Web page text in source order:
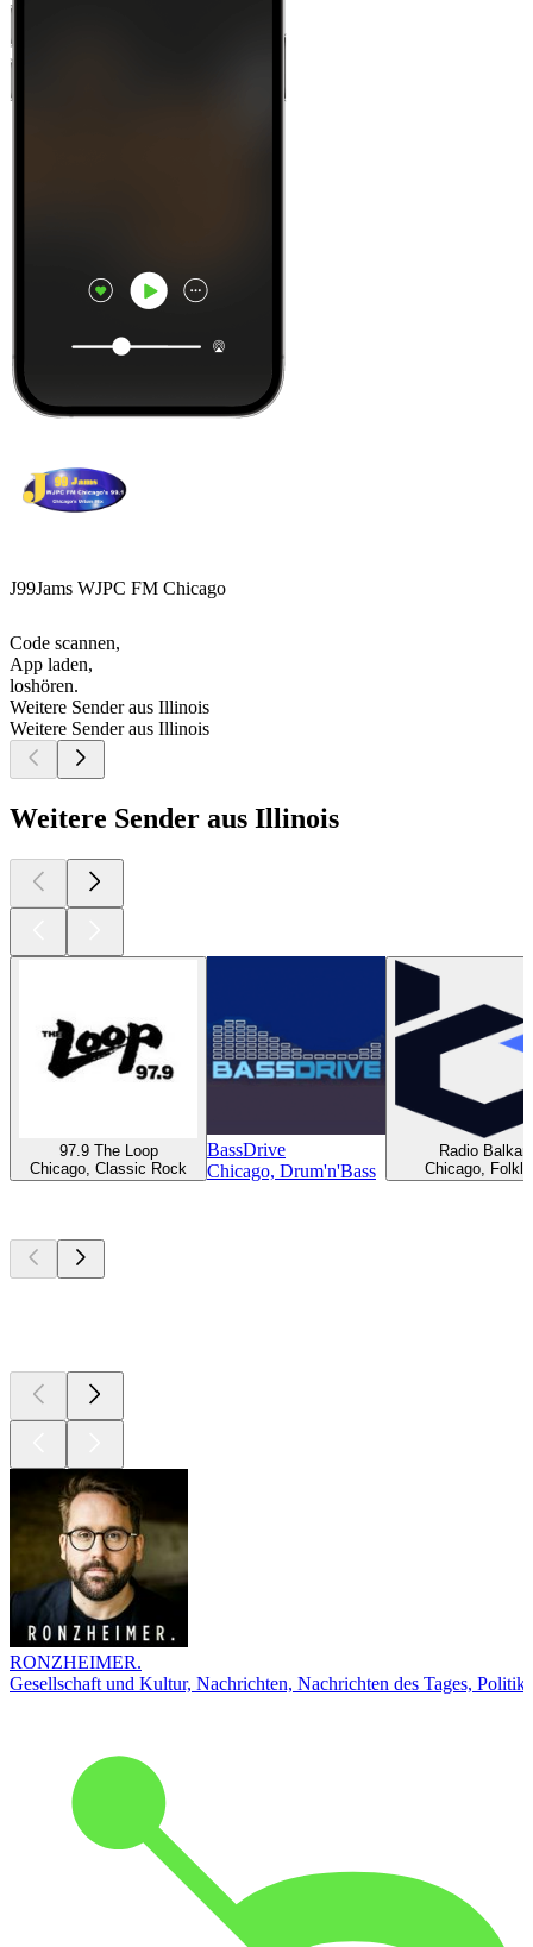
J99Jams WJPC FM Chicago
Code scannen,
App laden,
loshören.
Weitere Sender aus Illinois
Weitere Sender aus Illinois
Weitere Sender aus Illinois
97.9 The Loop
Chicago, Classic Rock
BassDrive
Chicago, Drum'n'Bass
Radio Balkan
Chicago,
RONZHEIMER.
Gesellschaft und Kultur, Nachrichten, Nachrichten des Tages, Politik